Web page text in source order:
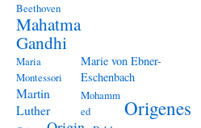
Beethoven
Mahatma
Gandhi
Maria
Montessori
Marie von Ebner-
Eschenbach
Martin
Luther
Mohamm
ed
Origenes